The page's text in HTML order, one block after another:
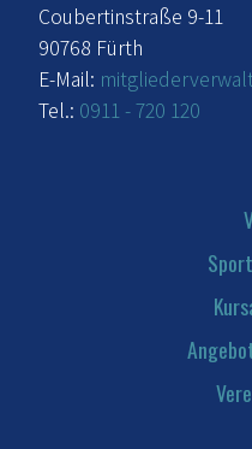
Coubertinstraße 9-11
90768 Fürth
E-Mail:
Tel.: 0911 - 720 120